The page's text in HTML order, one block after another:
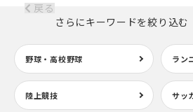
戻る
さらにキーワードを絞り込む
野球・高校野球 ラン
陸上競技 サッ